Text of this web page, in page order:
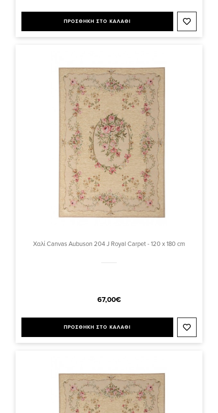
ΠΡΟΣΘΗΚΗ ΣΤΟ ΚΑΛΑΘΙ
Χαλί Canvas Aubuson 204 J Royal Carpet - 120 x 180 cm
67,00€
ΠΡΟΣΘΗΚΗ ΣΤΟ ΚΑΛΑΘΙ